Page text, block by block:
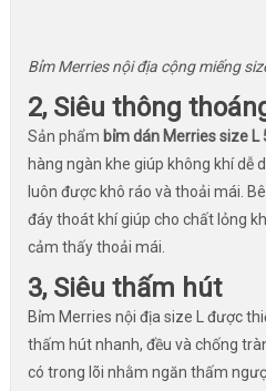
Bỉm Merries nội địa cộng miếng
2, Siêu thông
Sản phẩm bỉm dán Merries size L
hàng ngàn khe giúp không khí dễ
luôn được khô ráo và thoải mái.
đáy thoát khí giúp cho chất lỏng
cảm thấy thoải mái.
3, Siêu thấm hút
Bỉm Merries nội địa size L được
thấm hút nhanh, đều và chống
có trong lõi nhằm ngăn thấm